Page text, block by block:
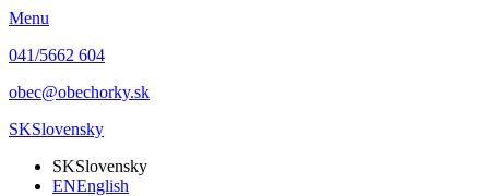
Menu
041/5662 604
obec@obechorky.sk
SKSlovensky
SKSlovensky
ENEnglish